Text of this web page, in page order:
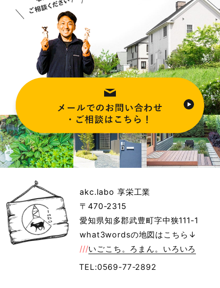
akc.labo 享栄工業
〒470-2315
愛知県知多郡武豊町字中狭111-1
what3wordsの地図はこちら↓
///いごこち。ろまん。いろいろ
TEL:0569-77-2892